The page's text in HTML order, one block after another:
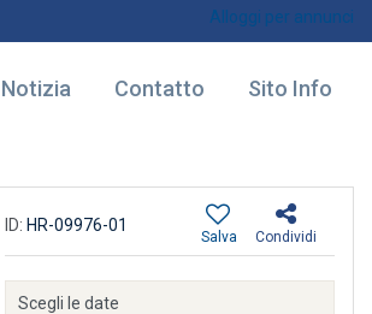
Alloggi per annunci
Notizia Contatto Sito Info
ID: HR-09976-01
Condividi
Salva
Scegli le date